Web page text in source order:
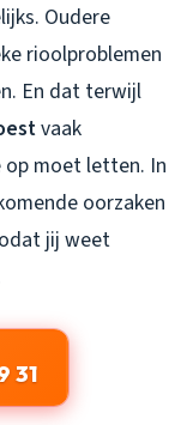
Oudere
rioolproblemen
En dat terwijl
vaak
op moet letten. In
oorzaken
jij weet
31